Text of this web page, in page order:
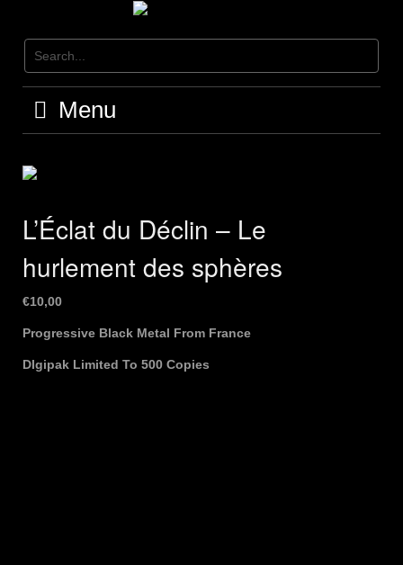
content
Menu
L’Éclat du Déclin – Le
hurlement des sph​è​res
€10,00
Progressive Black Metal From France
DIgipak Limited To 500 Copies